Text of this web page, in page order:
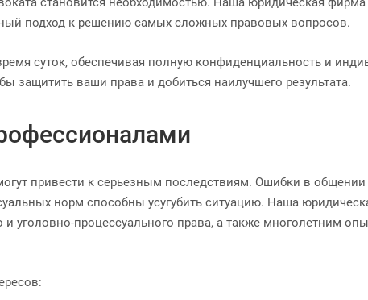
подход к решению самых сложных правовых вопросов.
суток, обеспечивая полную конфиденциальность и
защитить ваши права и добиться наилучшего результата.
привести к серьезным последствиям. Ошибки в
норм способны усугубить ситуацию. Наша
уголовно-процессуального права, а также многолетним